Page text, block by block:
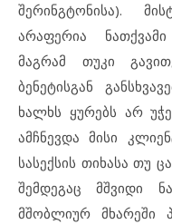
შერინგტონისა).
არაფერია
მაგრამ თუკი
ბენეტისგან
ხალხს ყურებს არ
ამჩნევდა მისი
სასექსის თიხასა თუ
შემდეგაც მშვიდი
მშობლიურ მხარეში